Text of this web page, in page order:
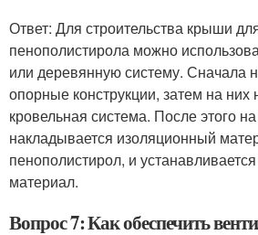
Ответ: Для строительства крыши
пенополистирола можно
или деревянную систему. Сначала
опорные конструкции, затем на них
кровельная система. После этого
накладывается изоляционный
пенополистирол, и
материал.
Вопрос 7: Как обеспечить